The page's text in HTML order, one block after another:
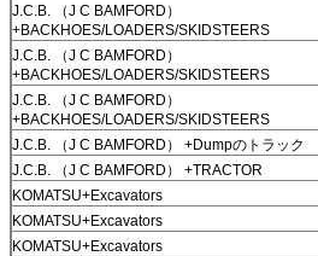
J.C.B. （J C BAMFORD）
+BACKHOES/LOADERS/SKIDSTEERS
J.C.B. （J C BAMFORD）
+BACKHOES/LOADERS/SKIDSTEERS
J.C.B. （J C BAMFORD）
+BACKHOES/LOADERS/SKIDSTEERS
J.C.B. （J C BAMFORD） +Dumpのトラック
J.C.B. （J C BAMFORD） +TRACTOR
KOMATSU+Excavators
KOMATSU+Excavators
KOMATSU+Excavators